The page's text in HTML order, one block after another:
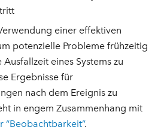
einer effektiven
potenzielle Probleme frühzeitig
eines Systems zu
Ergebnisse für
nach dem Ereignis zu
in engem Zusammenhang mit
“Beobachtbarkeit”.